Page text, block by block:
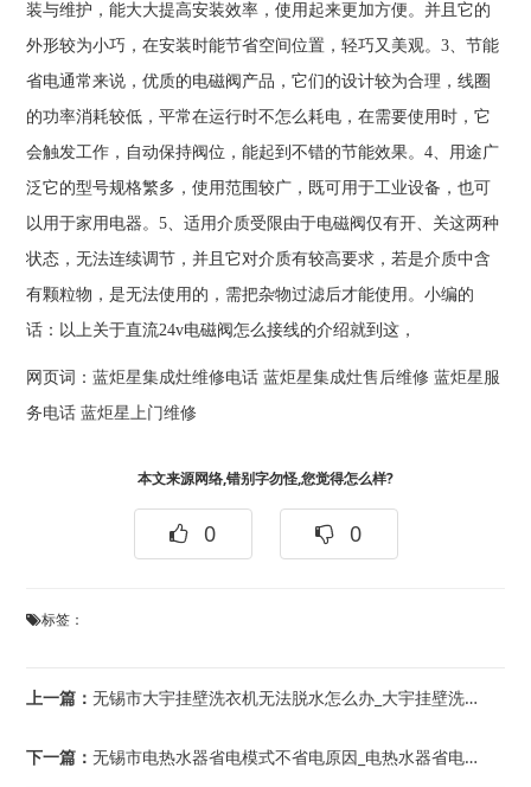
装与维护，能大大提高安装效率，使用起来更加方便。并且它的
外形较为小巧，在安装时能节省空间位置，轻巧又美观。3、节能
省电通常来说，优质的电磁阀产品，它们的设计较为合理，线圈
的功率消耗较低，平常在运行时不怎么耗电，在需要使用时，它
会触发工作，自动保持阀位，能起到不错的节能效果。4、用途广
泛它的型号规格繁多，使用范围较广，既可用于工业设备，也可
以用于家用电器。5、适用介质受限由于电磁阀仅有开、关这两种
状态，无法连续调节，并且它对介质有较高要求，若是介质中含
有颗粒物，是无法使用的，需把杂物过滤后才能使用。小编的
话：以上关于直流24v电磁阀怎么接线的介绍就到这，
网页词：蓝炬星集成灶维修电话 蓝炬星集成灶售后维修 蓝炬星服
务电话 蓝炬星上门维修
本文来源网络,错别字勿怪,您觉得怎么样?
0 0
标签：
上一篇：无锡市大宇挂壁洗衣机无法脱水怎么办_大宇挂壁洗衣机无法脱水解决方法+大宇洗衣机故...
下一篇：无锡市电热水器省电模式不省电原因_电热水器省电模式不省电解决方法#电热水器使用多...